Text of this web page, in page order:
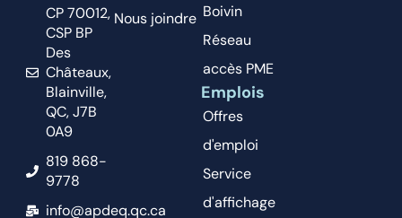
CP 70012,
CSP BP
Des
Châteaux,
Blainville,
QC, J7B
0A9
819 868-
9778
info@apdeq.qc.ca
Nous joindre Boivin
Réseau
accès PME
Emplois
Offres
d'emploi
Service
d'affichage